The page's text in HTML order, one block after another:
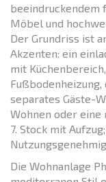
beeindruckendem
Möbel und
Der Grundriss ist
Akzenten: ein
mit
separates Gäste-
Wohnen oder
7. Stock mit
Die Wohnanlage